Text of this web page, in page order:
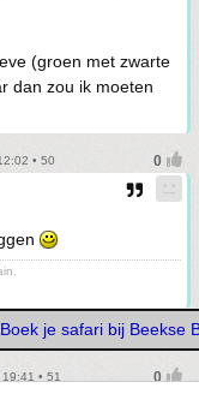
(groen met zwarte
dan zou ik moeten
• 50
Boek je safari bij Beekse
• 51